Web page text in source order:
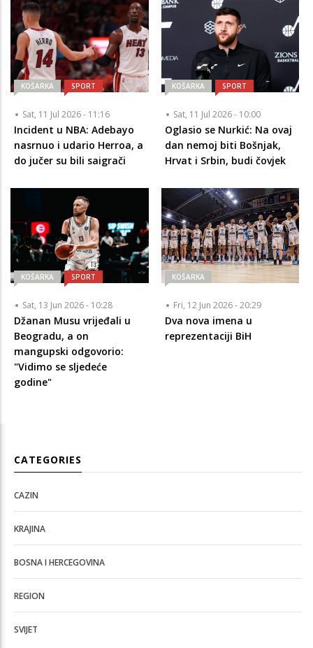
KOŠARKA SPORT
Sat, 11 Jul 2026 - 11:16
Incident u NBA: Adebayo
nasrnuo i udario Herroa, a
do jučer su bili saigrači
KOŠARKA SPORT
Sat, 11 Jul 2026 - 10:00
Oglasio se Nurkić: Na ovaj
dan nemoj biti Bošnjak,
Hrvat i Srbin, budi čovjek
KOŠARKA SPORT
Sat, 13 Jun 2026 - 10:28
Džanan Musu vrijeđali u
Beogradu, a on
mangupski odgovorio:
"Vidimo se sljedeće
godine"
KOŠARKA
Fri, 12 Jun 2026 - 20:29
Dva nova imena u
reprezentaciji BiH
CATEGORIES
CAZIN
KRAJINA
BOSNA I HERCEGOVINA
REGION
SVIJET